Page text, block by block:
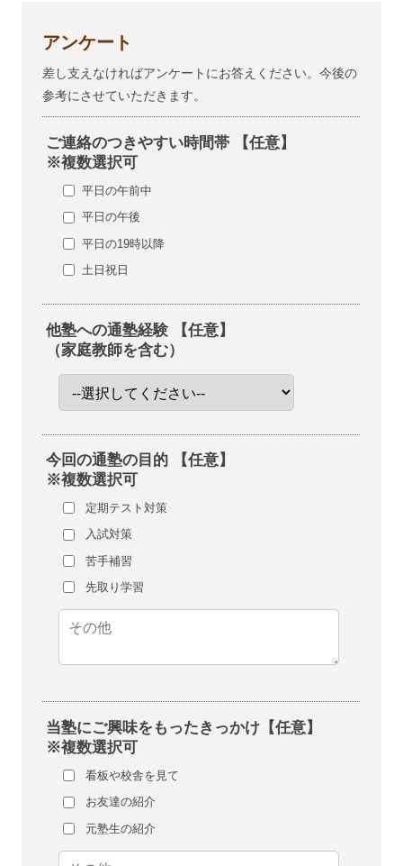
アンケート
差し支えなければアンケートにお答えください。今後の
参考にさせていただきます。
ご連絡のつきやすい時間帯 【任意】
※複数選択可
平日の午前中
平日の午後
平日の19時以降
土日祝日
他塾への通塾経験 【任意】
（家庭教師を含む）
今回の通塾の目的 【任意】
※複数選択可
定期テスト対策
入試対策
苦手補習
先取り学習
当塾にご興味をもったきっかけ【任意】
※複数選択可
看板や校舎を見て
お友達の紹介
元塾生の紹介